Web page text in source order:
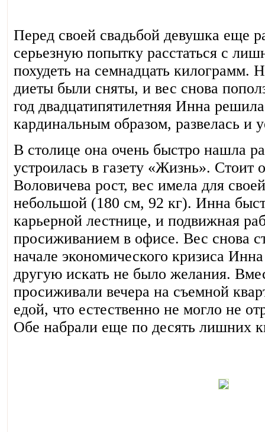
Перед своей свадьбой девушка еще
серьезную попытку расстаться с
похудеть на семнадцать килограмм.
диеты были сняты, и вес снова
год двадцатипятилетняя Инна
кардинальным образом, развелась и
В столице она очень быстро нашла
устроилась в газету «Жизнь». Стоит
Воловичева рост, вес имела для
небольшой (180 см, 92 кг). Инна
карьерной лестнице, и подвижная
просиживанием в офисе. Вес снова
начале экономического кризиса
другую искать не было желания.
просиживали вечера на съемной
едой, что естественно не могло не
Обе набрали еще по десять лишних